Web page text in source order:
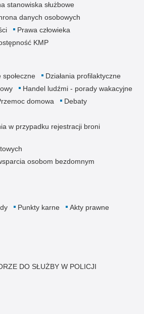
stanowiska służbowe
danych osobowych
Prawa człowieka
KMP
Działania profilaktyczne
Handel ludźmi - porady wakacyjne
domowa
Debaty
w przypadku rejestracji broni
osobom bezdomnym
Punkty karne Akty prawne
DO SŁUŻBY W POLICJI